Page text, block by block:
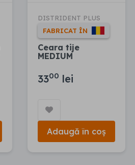
DISTRIDENT PLUS
FABRICAT ÎN
Ceara tije
MEDIUM
3300 lei
Adaugă în coș